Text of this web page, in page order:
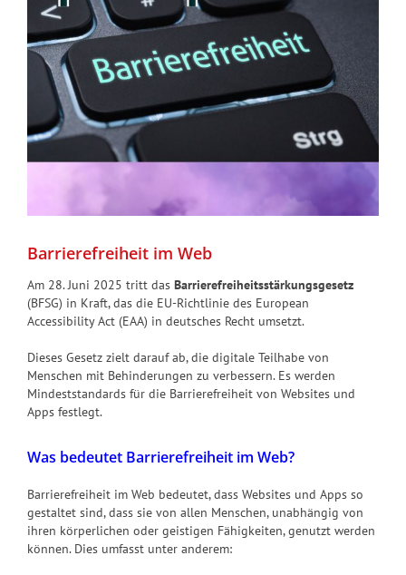
Barrierefreiheit im Web
Am 28. Juni 2025 tritt das Barrierefreiheitsstärkungsgesetz
(BFSG) in Kraft, das die EU-Richtlinie des European
Accessibility Act (EAA) in deutsches Recht umsetzt.
Dieses Gesetz zielt darauf ab, die digitale Teilhabe von
Menschen mit Behinderungen zu verbessern. Es werden
Mindeststandards für die Barrierefreiheit von Websites und
Apps festlegt.
Was bedeutet Barrierefreiheit im Web?
Barrierefreiheit im Web bedeutet, dass Websites und Apps so
gestaltet sind, dass sie von allen Menschen, unabhängig von
ihren körperlichen oder geistigen Fähigkeiten, genutzt werden
können. Dies umfasst unter anderem: